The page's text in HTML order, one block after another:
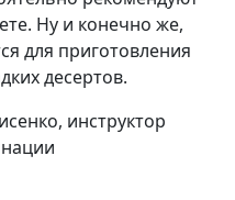
нации
Денисенко,
нации
Ну и конечно же,
для приготовления
десертов.
инструктор